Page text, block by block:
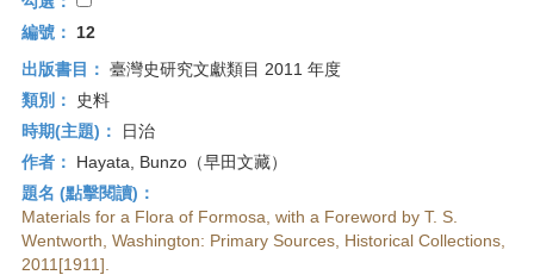
編號：
12
出版書目： 臺灣史研究文獻類目 2011 年度
類別：
史料
時期(主題)：
日治
作者：
Hayata, Bunzo（早田文藏）
題名 (點擊閱讀)：
Materials for a Flora of Formosa, with a Foreword by T. S.
Wentworth, Washington: Primary Sources, Historical Collections,
2011[1911].